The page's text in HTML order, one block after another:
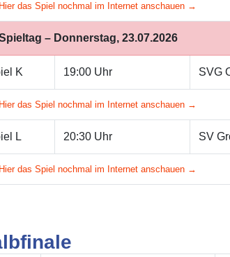
Hier das Spiel nochmal im Internet anschauen →
– Donnerstag, 23.07.2026
K 19:00 Uhr SVG
Hier das Spiel nochmal im Internet anschauen →
L 20:30 Uhr SV
Hier das Spiel nochmal im Internet anschauen →